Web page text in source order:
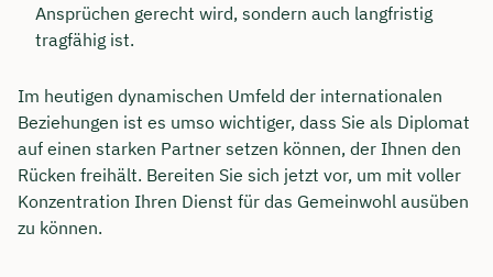
Ansprüchen gerecht wird, sondern auch langfristig
tragfähig ist.
Im heutigen dynamischen Umfeld der internationalen
Beziehungen ist es umso wichtiger, dass Sie als Diplomat
auf einen starken Partner setzen können, der Ihnen den
Rücken freihält. Bereiten Sie sich jetzt vor, um mit voller
Konzentration Ihren Dienst für das Gemeinwohl ausüben
zu können.